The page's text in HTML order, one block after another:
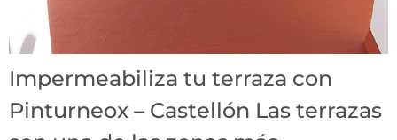
Impermeabiliza tu terraza con
Pinturneox – Castellón Las terrazas